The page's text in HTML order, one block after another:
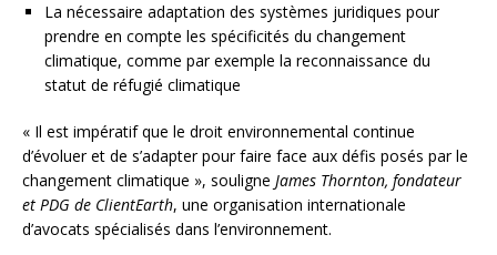
La nécessaire adaptation des systèmes juridiques pour
prendre en compte les spécificités du changement
climatique, comme par exemple la reconnaissance du
statut de réfugié climatique
« Il est impératif que le droit environnemental continue
d’évoluer et de s’adapter pour faire face aux défis posés par le
changement climatique », souligne James Thornton, fondateur
et PDG de ClientEarth, une organisation internationale
d’avocats spécialisés dans l’environnement.